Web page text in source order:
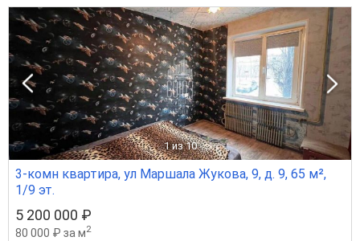
1 из 10
3-комн квартира, ул Маршала Жукова, 9, д. 9, 65 м²,
1/9 эт.
5 200 000 ₽
80 000 ₽ за м2